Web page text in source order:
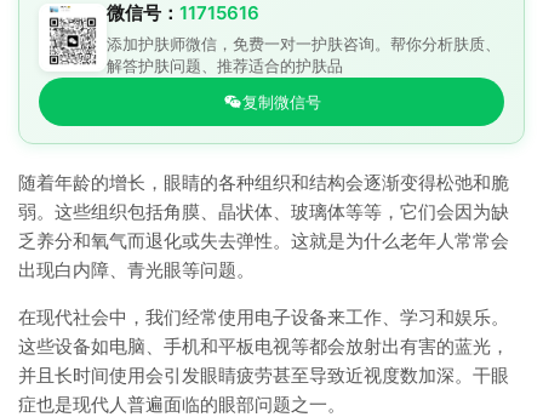
微信号： 11715616
添加护肤师微信，免费一对一护肤咨询。帮你分析肤质、
解答护肤问题、推荐适合的护肤品
复制微信号
随着年龄的增长，眼睛的各种组织和结构会逐渐变得松弛和脆
弱。这些组织包括角膜、晶状体、玻璃体等等，它们会因为缺
乏养分和氧气而退化或失去弹性。这就是为什么老年人常常会
出现白内障、青光眼等问题。
在现代社会中，我们经常使用电子设备来工作、学习和娱乐。
这些设备如电脑、手机和平板电视等都会放射出有害的蓝光，
并且长时间使用会引发眼睛疲劳甚至导致近视度数加深。干眼
症也是现代人普遍面临的眼部问题之一。